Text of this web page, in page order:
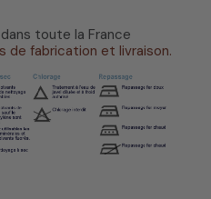
toute la France
de fabrication et livraison.